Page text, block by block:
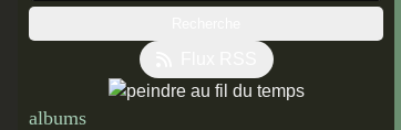
albums